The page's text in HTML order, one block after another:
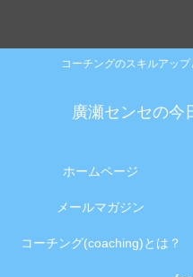
コーチングのスキルアッ
廣瀬センセの今
ホームページ
メールマガジン
コーチング(coaching)とは？